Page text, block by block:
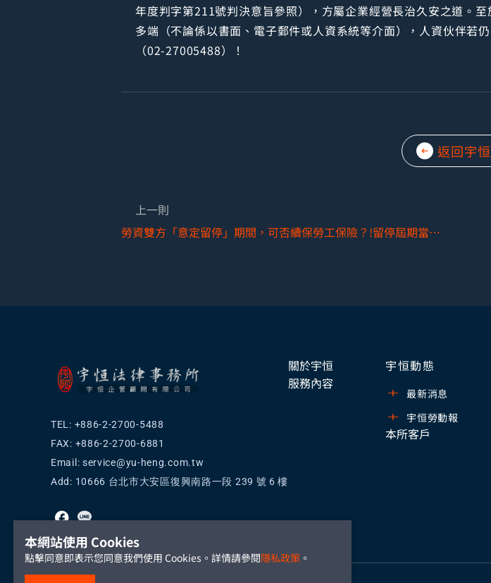
年度判字第211號判決意旨參照），方屬企業經營長治久安之道。
多端（不論係以書面、電子郵件或人資系統等介面），人資伙伴若
（02-27005488）！
返回宇
上一則
勞資雙方「意定留停」期間，可否續保勞工保險？!留停屆期當日合意資遣，得否向勞保局請領失業給付？
TEL: +886-2-2700-5488
FAX: +886-2-2700-6881
Email: service@yu-heng.com.tw
Add: 10666 台北市大安區復興南路一段 239 號 6 樓
關於宇恒
服務內容
宇恒動態
最新消息
宇恒勞動報
本所客戶
本網站使用 Cookies
點擊同意即表示您同意我們使用 Cookies。詳情請參閱隱私政策 。